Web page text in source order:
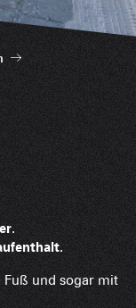
.
.
und sogar mit